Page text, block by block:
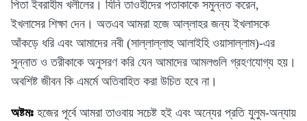
পিতা ইবরাহীম খলীলের। যিনি তাওহীদের পতাকাকে সমুন্নত করেন,
ইখলাসের শিক্ষা দেন। অতএব আমরা হজে আল্লাহর জন্য ইখলাসকে
আঁকড়ে ধরি এবং আমাদের নবী (সাল্লাল্লাহু আলাইহি ওয়াসাল্লাম)-এর
সুন্নাত ও তরীকাকে অনুসরণ করি যেন আমাদের আমলগুলি গ্রহণযোগ্য হয়।
অবশিষ্ট জীবন কি এমর্মে অতিবাহিত করা উচিত হবে না।
অষ্টমঃ হজের পূর্বে আমরা তাওবায় সচেষ্ট হই এবং অন্যের প্রতি যুলুম-অন্যায়